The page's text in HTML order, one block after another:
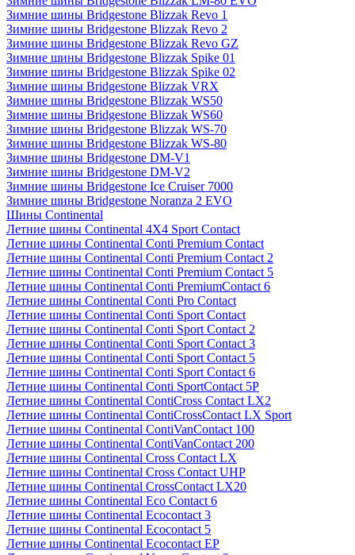
Зимние шины Bridgestone Blizzak Revo 1
Зимние шины Bridgestone Blizzak Revo 2
Зимние шины Bridgestone Blizzak Revo GZ
Зимние шины Bridgestone Blizzak Spike 01
Зимние шины Bridgestone Blizzak Spike 02
Зимние шины Bridgestone Blizzak VRX
Зимние шины Bridgestone Blizzak WS50
Зимние шины Bridgestone Blizzak WS60
Зимние шины Bridgestone Blizzak WS-70
Зимние шины Bridgestone Blizzak WS-80
Зимние шины Bridgestone DM-V1
Зимние шины Bridgestone DM-V2
Зимние шины Bridgestone Ice Cruiser 7000
Зимние шины Bridgestone Noranza 2 EVO
Шины Continental
Летние шины Continental 4X4 Sport Contact
Летние шины Continental Conti Premium Contact
Летние шины Continental Conti Premium Contact 2
Летние шины Continental Conti Premium Contact 5
Летние шины Continental Conti PremiumContact 6
Летние шины Continental Conti Pro Contact
Летние шины Continental Conti Sport Contact
Летние шины Continental Conti Sport Contact 2
Летние шины Continental Conti Sport Contact 3
Летние шины Continental Conti Sport Contact 5
Летние шины Continental Conti Sport Contact 6
Летние шины Continental Conti SportContact 5P
Летние шины Continental ContiCross Contact LX2
Летние шины Continental ContiCrossContact LX Sport
Летние шины Continental ContiVanContact 100
Летние шины Continental ContiVanContact 200
Летние шины Continental Cross Contact LX
Летние шины Continental Cross Contact UHP
Летние шины Continental CrossContact LX20
Летние шины Continental Eco Contact 6
Летние шины Continental Ecocontact 3
Летние шины Continental Ecocontact 5
Летние шины Continental Ecocontact EP